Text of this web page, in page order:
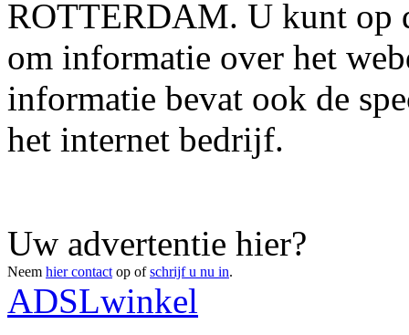
ROTTERDAM. U kunt op
om informatie over het
informatie bevat ook de
het internet bedrijf.
Uw advertentie hier?
Neem hier contact op ofschrijf u nu in.
ADSLwinkel